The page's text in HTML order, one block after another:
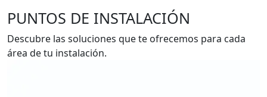
PUNTOS DE INSTALACIÓN
Descubre las soluciones que te ofrecemos para cada
área de tu instalación.